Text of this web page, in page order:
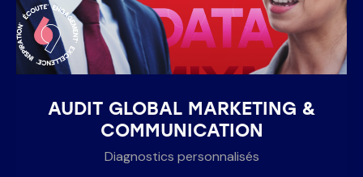
AUDIT GLOBAL MARKETING &
COMMUNICATION
Diagnostics personnalisés